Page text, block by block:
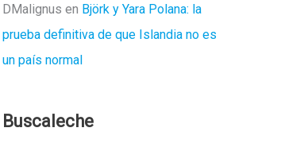
DMalignus en Björk y Yara Polana: la
prueba definitiva de que Islandia no es
un país normal
Buscaleche